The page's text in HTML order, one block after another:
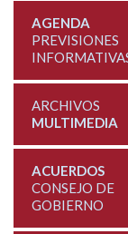
AGENDA
PREVISIONES
ARCHIVOS
MULTIMEDIA
ACUERDOS
CONSEJO DE
GOBIERNO